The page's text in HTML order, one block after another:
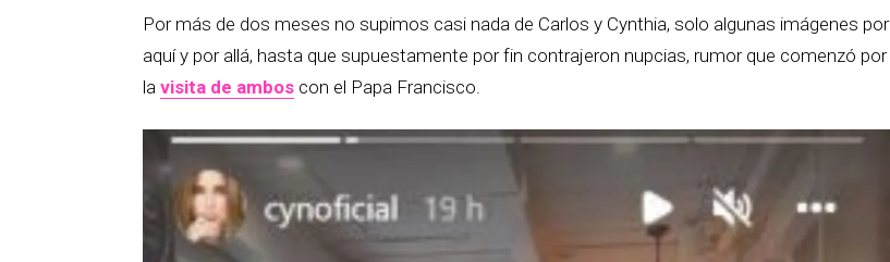
Por más de dos meses no supimos casi nada de Carlos y Cynthia, solo algunas imágenes por
aquí y por allá, hasta que supuestamente por fin contrajeron nupcias, rumor que comenzó por
la visita de ambos con el Papa Francisco.